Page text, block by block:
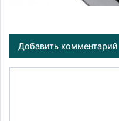
Добавить комментарий